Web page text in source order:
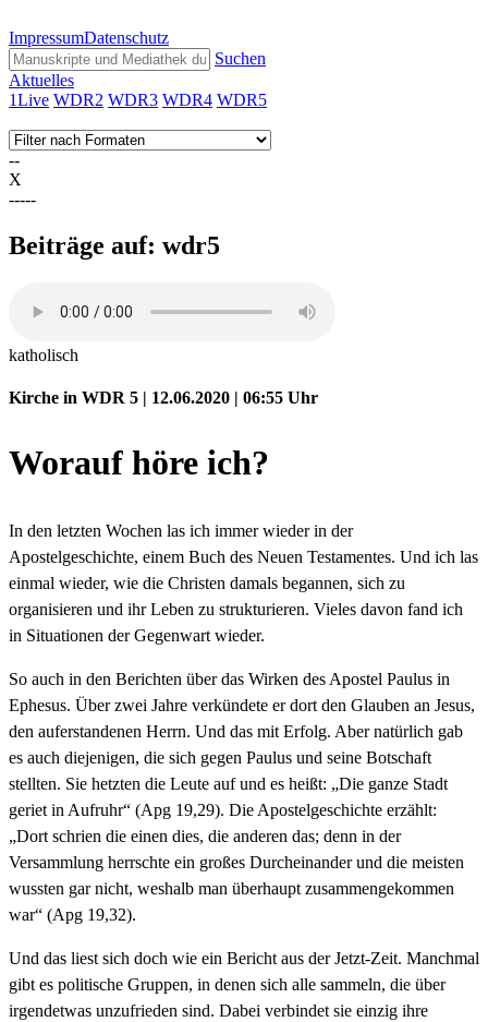
ImpressumDatenschutz
Suchen
Aktuelles
1Live WDR2 WDR3 WDR4 WDR5
--
X
-----
Beiträge auf: wdr5
katholisch
Kirche in WDR 5 | 12.06.2020 | 06:55 Uhr
Worauf höre ich?
In den letzten Wochen las ich immer wieder in der
Apostelgeschichte, einem Buch des Neuen Testamentes. Und ich las
einmal wieder, wie die Christen damals begannen, sich zu
organisieren und ihr Leben zu strukturieren. Vieles davon fand ich
in Situationen der Gegenwart wieder.
So auch in den Berichten über das Wirken des Apostel Paulus in
Ephesus. Über zwei Jahre verkündete er dort den Glauben an Jesus,
den auferstandenen Herrn. Und das mit Erfolg. Aber natürlich gab
es auch diejenigen, die sich gegen Paulus und seine Botschaft
stellten. Sie hetzten die Leute auf und es heißt: „Die ganze Stadt
geriet in Aufruhr“ (Apg 19,29). Die Apostelgeschichte erzählt:
„Dort schrien die einen dies, die anderen das; denn in der
Versammlung herrschte ein großes Durcheinander und die meisten
wussten gar nicht, weshalb man überhaupt zusammengekommen
war“ (Apg 19,32).
Und das liest sich doch wie ein Bericht aus der Jetzt-Zeit. Manchmal
gibt es politische Gruppen, in denen sich alle sammeln, die über
irgendetwas unzufrieden sind. Dabei verbindet sie einzig ihre